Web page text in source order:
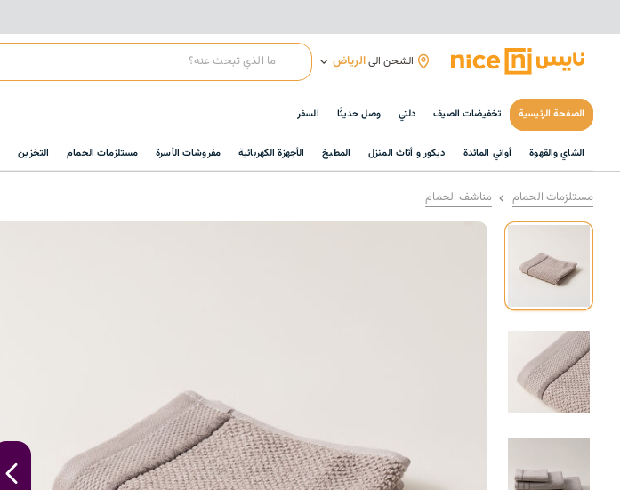
الشحن الىالرياض
الصفحة الرئيسية تخفيضات الصيف دلتي وصل حديثًا السفر
الشاي والقهوة أواني المائدة ديكور و أثاث المنزل المطبخ الأجهزة الكهربائية مفروشات الأسرة مستلزمات الحمام التخزين
مستلزمات الحمام مناشف الحمام